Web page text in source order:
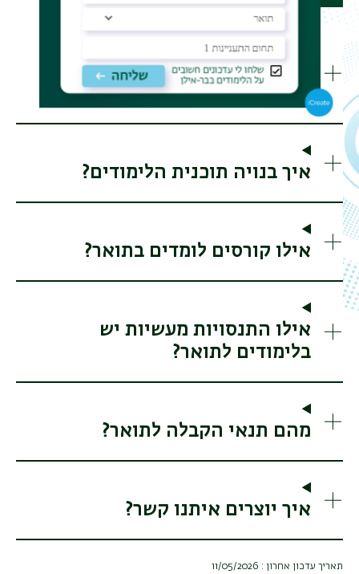
מהן אפשרויות התעסוקה
והקריירה?
איך בנויה תוכנית הלימודים?
אילו קורסים לומדים בתואר?
אילו התנסויות מעשיות יש
בלימודים לתואר?
מהם תנאי הקבלה לתואר?
איך יוצרים איתנו קשר?
תאריך עדכון אחרון : 11/05/2026